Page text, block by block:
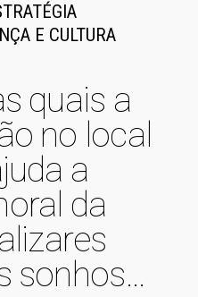
E CULTURA
quais a
no local
a
da
sonhos…